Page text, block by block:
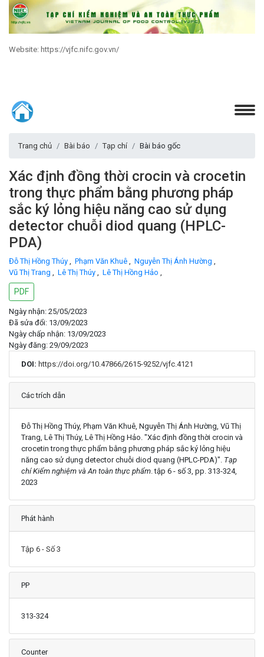
Website: https://vjfc.nifc.gov.vn/
Trang chủ Bài báo Tạp chí Bài báo gốc
Xác định đồng thời crocin và crocetin
trong thực phẩm bằng phương pháp
sắc ký lỏng hiệu năng cao sử dụng
detector chuỗi diod quang (HPLC-
PDA)
Đỗ Thị Hồng Thúy , Phạm Văn Khuê , Nguyễn Thị Ánh Hường ,
Vũ Thị Trang , Lê Thị Thúy , Lê Thị Hồng Hảo ,
PDF
Ngày nhận: 25/05/2023
Đã sửa đổi: 13/09/2023
Ngày chấp nhận: 13/09/2023
Ngày đăng: 29/09/2023
DOI: https://doi.org/10.47866/2615-9252/vjfc.4121
Chi tiết
Các trích dẫn
Đỗ Thị Hồng Thúy, Phạm Văn Khuê, Nguyễn Thị Ánh Hường, Vũ Thị
Trang, Lê Thị Thúy, Lê Thị Hồng Hảo. "Xác định đồng thời crocin và
crocetin trong thực phẩm bằng phương pháp sắc ký lỏng hiệu
năng cao sử dụng detector chuỗi diod quang (HPLC-PDA)". Tạp
chí Kiểm nghiệm và An toàn thực phẩm. tập 6 - số 3, pp. 313-324,
2023
Phát hành
Tập 6 - Số 3
PP
313-324
Counter